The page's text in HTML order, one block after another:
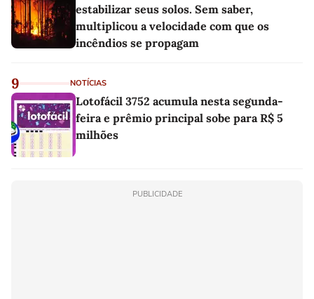
estabilizar seus solos. Sem saber,
multiplicou a velocidade com que os
incêndios se propagam
9 NOTÍCIAS
Lotofácil 3752 acumula nesta segunda-
feira e prêmio principal sobe para R$ 5
milhões
PUBLICIDADE